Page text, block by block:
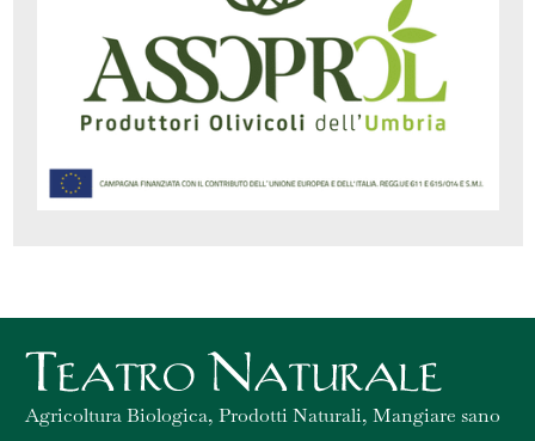
Agricoltura Biologica, Prodotti Naturali, Mangiare sano